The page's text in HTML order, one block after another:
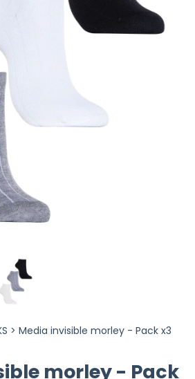
> Media invisible morley - Pack x3
morley - Pack